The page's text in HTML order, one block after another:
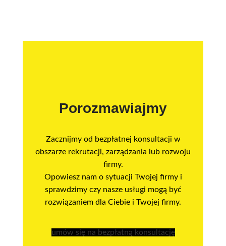
Porozmawiajmy
Zacznijmy od bezpłatnej konsultacji w
obszarze rekrutacji, zarządzania lub rozwoju
firmy.
Opowiesz nam o sytuacji Twojej firmy i
sprawdzimy czy nasze usługi mogą być
rozwiązaniem dla Ciebie i Twojej firmy.
umów się na bezpłatną konsultację